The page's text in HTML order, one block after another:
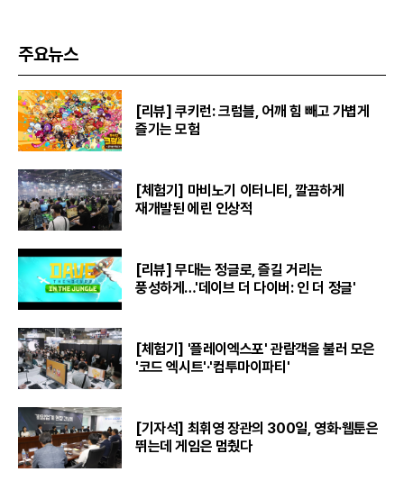
주요뉴스
[리뷰] 쿠키런: 크럼블, 어깨 힘 빼고 가볍게
즐기는 모험
[체험기] 마비노기 이터니티, 깔끔하게
재개발된 에린 인상적
[리뷰] 무대는 정글로, 즐길 거리는
풍성하게…'데이브 더 다이버: 인 더 정글'
[체험기] '플레이엑스포' 관람객을 불러 모은
'코드 엑시트'·'컴투마이파티'
[기자석] 최휘영 장관의 300일, 영화·웹툰은
뛰는데 게임은 멈췄다